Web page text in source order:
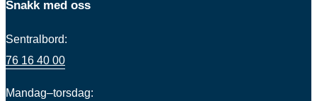
Snakk med oss
Sentralbord:
76 16 40 00
Mandag–torsdag: